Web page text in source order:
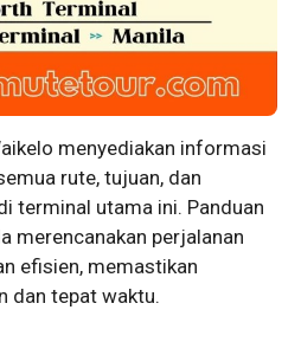
menyediakan informasi
rute, tujuan, dan
terminal utama ini. Panduan
merencanakan perjalanan
efisien, memastikan
dan tepat waktu.